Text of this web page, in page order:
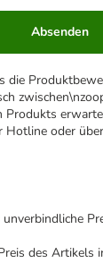
Absenden
die
Produkts
oder
des Artikels